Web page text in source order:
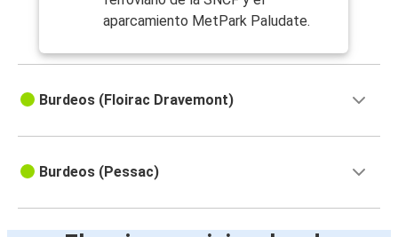
aparcamiento MetPark Paludate.
Burdeos (Floirac Dravemont)
Burdeos (Pessac)